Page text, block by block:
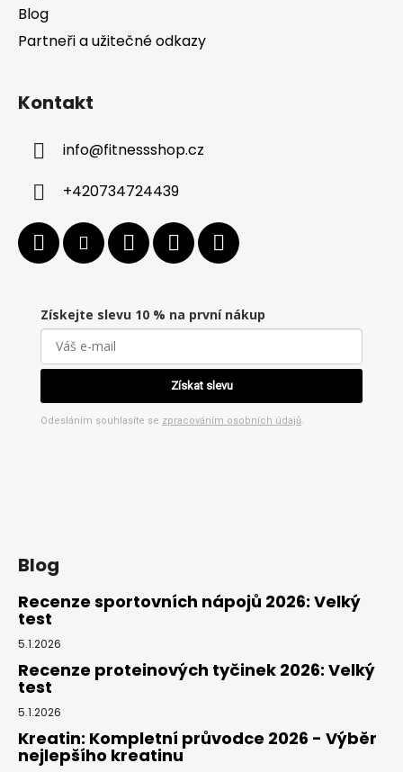
Blog
Partneři a užitečné odkazy
Kontakt
info@fitnessshop.cz
+420734724439
Získejte slevu 10 % na první nákup
Získat slevu
Odesláním souhlasíte se zpracováním osobních údajů.
Blog
Recenze sportovních nápojů 2026: Velký
test
5.1.2026
Recenze proteinových tyčinek 2026: Velký
test
5.1.2026
Kreatin: Kompletní průvodce 2026 - Výběr
nejlepšího kreatinu